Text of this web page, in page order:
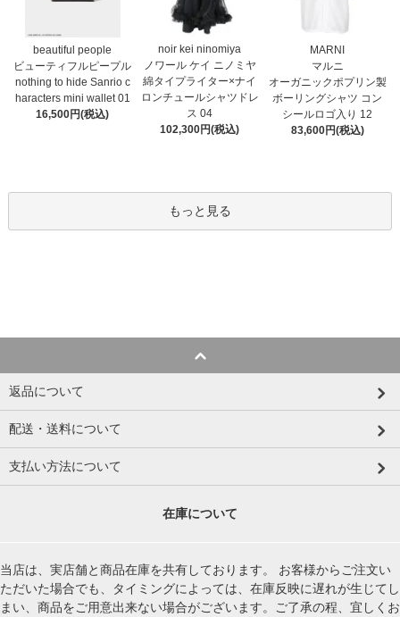
beautiful people
ビューティフルピープル
nothing to hide Sanrio c
haracters mini wallet⁠ 01
16,500円(税込)
noir kei ninomiya
ノワール ケイ ニノミヤ
綿タイプライター×ナイ
ロンチュールシャツドレ
ス 04
102,300円(税込)
MARNI
マルニ
オーガニックポプリン製
ボーリングシャツ コン
シールロゴ入り 12
83,600円(税込)
もっと見る
返品について
配送・送料について
支払い方法について
在庫について
当店は、実店舗と商品在庫を共有しております。 お客様からご注文い
ただいた場合でも、タイミングによっては、在庫反映に遅れが生じてし
まい、商品をご用意出来ない場合がございます。ご了承の程、宜しくお